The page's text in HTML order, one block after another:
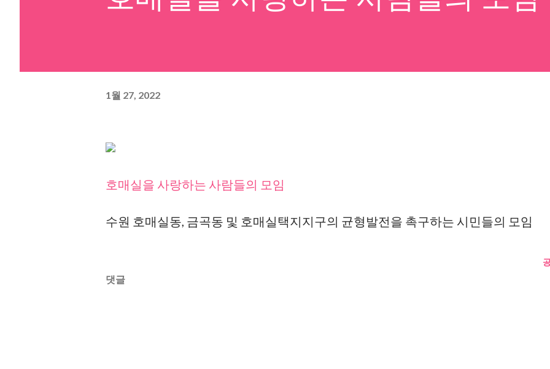
1월 27, 2022
호매실을 사랑하는 사람들의 모임
수원 호매실동, 금곡동 및 호매실택지지구의 균형발전을 촉구하는 시민들의 모임
댓글